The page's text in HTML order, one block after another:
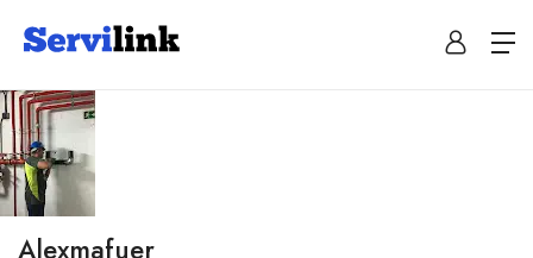
Alexmafuer